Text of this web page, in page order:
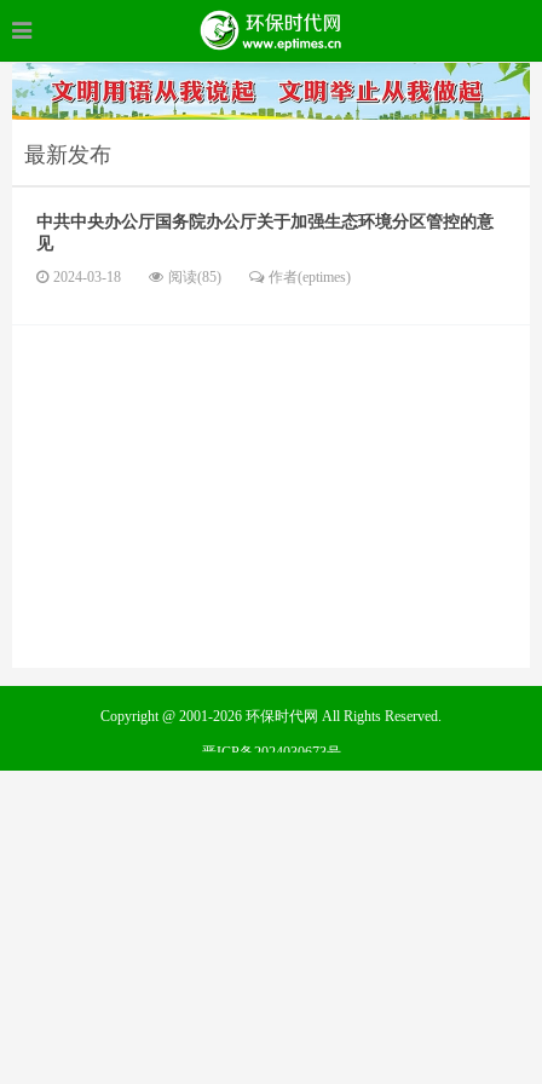
最新发布
中共中央办公厅国务院办公厅关于加强生态环境分区管控的意
见
2024-03-18 阅读(85) 作者(eptimes)
Copyright @ 2001-2026 环保时代网 All Rights Reserved.
晋ICP备2024030673号